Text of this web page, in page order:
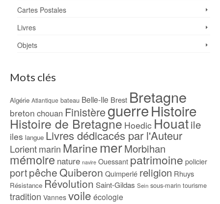
Cartes Postales
Livres
Objets
Mots clés
Algérie Atlantique bateau Belle-Ile Brest Bretagne
breton chouan FinistèreguerreHistoire
Histoire de Bretagne Hoedic Houatile
iles langue Livres dédicacés par l'Auteur
Lorientmarin Marine merMorbihan
mémoire nature navire Ouessant patrimoine policier
portpêcheQuiberon Quimperlé religion Rhuys
Résistance Révolution Saint-Gildas Sein sous-marin tourisme
tradition Vannes voile écologie